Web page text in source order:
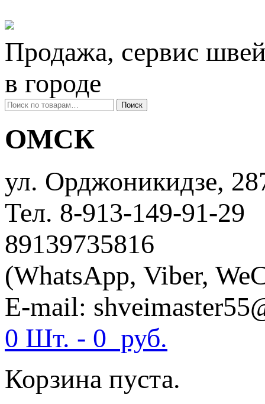
Продажа, сервис
в городе
Искать: Поиск
ОМСК
ул. ​Орджоникидзе,
Тел. 8-913-149-91-29
89139735816
(WhatsApp, Viber,
E-mail:
0 Шт. - 0 руб.
Корзина пуста.